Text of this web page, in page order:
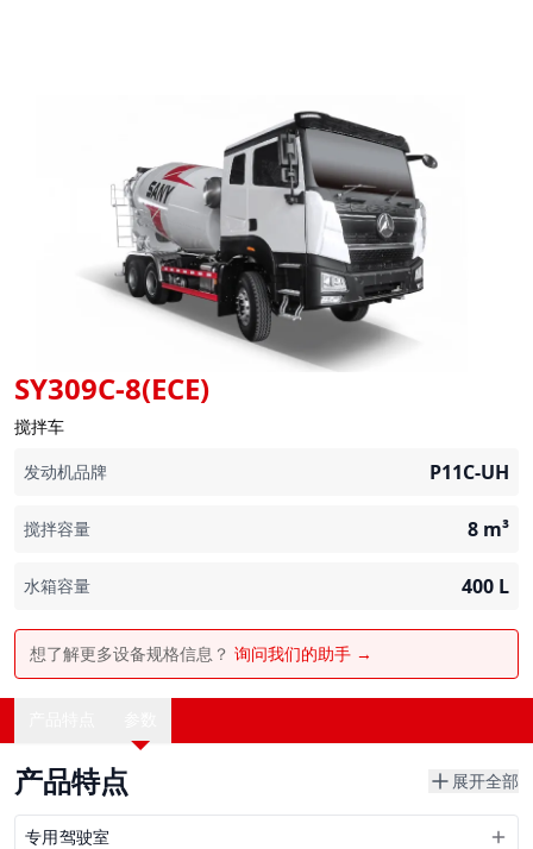
SY309C-8(ECE)
搅拌车
发动机品牌
P11C-UH
搅拌容量 8 m³
水箱容量 400 L
想了解更多设备规格信息？ 询问我们的助手 →
产品特点 展开全部
专用驾驶室